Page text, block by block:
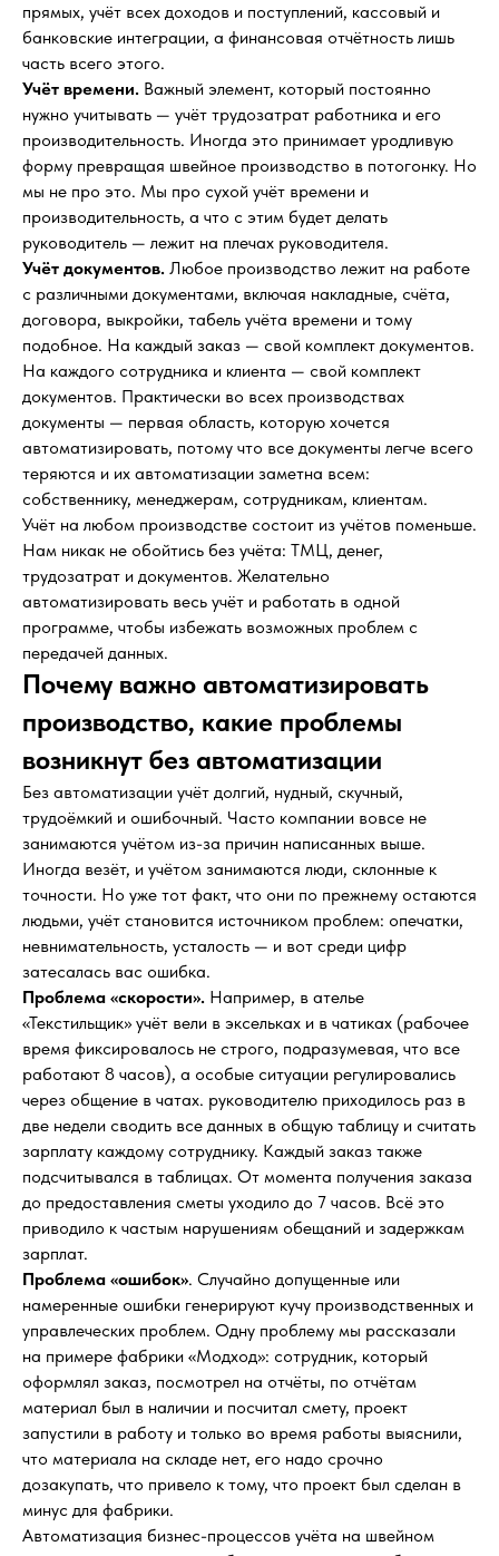
прямых, учёт всех доходов и поступлений, кассовый и
банковские интеграции, а финансовая отчётность лишь
часть всего этого.
Учёт времени. Важный элемент, который постоянно
нужно учитывать — учёт трудозатрат работника и его
производительность. Иногда это принимает уродливую
форму превращая швейное производство в потогонку. Но
мы не про это. Мы про сухой учёт времени и
производительность, а что с этим будет делать
руководитель — лежит на плечах руководителя.
Учёт документов. Любое производство лежит на работе
с различными документами, включая накладные, счёта,
договора, выкройки, табель учёта времени и тому
подобное. На каждый заказ — свой комплект документов.
На каждого сотрудника и клиента — свой комплект
документов. Практически во всех производствах
документы — первая область, которую хочется
автоматизировать, потому что все документы легче всего
теряются и их автоматизации заметна всем:
собственнику, менеджерам, сотрудникам, клиентам.
Учёт на любом производстве состоит из учётов поменьше.
Нам никак не обойтись без учёта: ТМЦ, денег,
трудозатрат и документов. Желательно
автоматизировать весь учёт и работать в одной
программе, чтобы избежать возможных проблем с
передачей данных.
Почему важно автоматизировать
производство, какие проблемы
возникнут без автоматизации
Без автоматизации учёт долгий, нудный, скучный,
трудоёмкий и ошибочный. Часто компании вовсе не
занимаются учётом из-за причин написанных выше.
Иногда везёт, и учётом занимаются люди, склонные к
точности. Но уже тот факт, что они по прежнему остаются
людьми, учёт становится источником проблем: опечатки,
невнимательность, усталость — и вот среди цифр
затесалась вас ошибка.
Проблема «скорости». Например, в ателье
«Текстильщик» учёт вели в эксельках и в чатиках (рабочее
время фиксировалось не строго, подразумевая, что все
работают 8 часов), а особые ситуации регулировались
через общение в чатах. руководителю приходилось раз в
две недели сводить все данных в общую таблицу и считать
зарплату каждому сотруднику. Каждый заказ также
подсчитывался в таблицах. От момента получения заказа
до предоставления сметы уходило до 7 часов. Всё это
приводило к частым нарушениям обещаний и задержкам
зарплат.
Проблема «ошибок». Случайно допущенные или
намеренные ошибки генерируют кучу производственных и
управлеческих проблем. Одну проблему мы рассказали
на примере фабрики «Модход»: сотрудник, который
оформлял заказ, посмотрел на отчёты, по отчётам
материал был в наличии и посчитал смету, проект
запустили в работу и только во время работы выяснили,
что материала на складе нет, его надо срочно
дозакупать, что привело к тому, что проект был сделан в
минус для фабрики.
Автоматизация бизнес-процессов учёта на швейном